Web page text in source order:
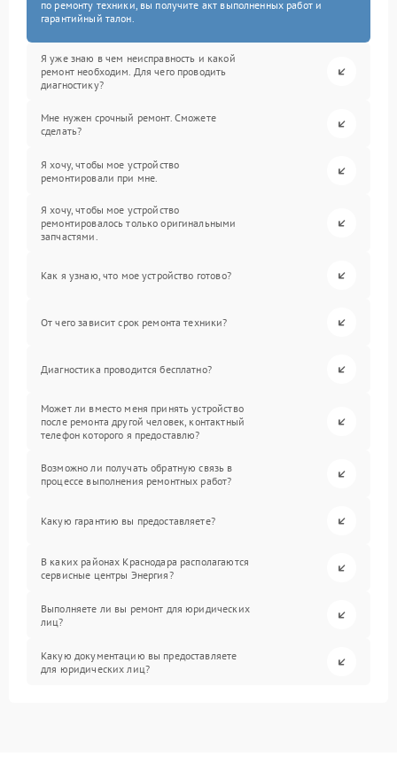
по ремонту техники, вы получите акт выполненных работ и
гарантийный талон.
Я уже знаю в чем неисправность и какой
ремонт необходим. Для чего проводить
диагностику?
Мне нужен срочный ремонт. Сможете
сделать?
Я хочу, чтобы мое устройство
ремонтировали при мне.
Я хочу, чтобы мое устройство
ремонтировалось только оригинальными
запчастями.
Как я узнаю, что мое устройство готово?
От чего зависит срок ремонта техники?
Диагностика проводится бесплатно?
Может ли вместо меня принять устройство
после ремонта другой человек, контактный
телефон которого я предоставлю?
Возможно ли получать обратную связь в
процессе выполнения ремонтных работ?
Какую гарантию вы предоставляете?
В каких районах Краснодара располагаются
сервисные центры Энергия?
Выполняете ли вы ремонт для юридических
лиц?
Какую документацию вы предоставляете
для юридических лиц?